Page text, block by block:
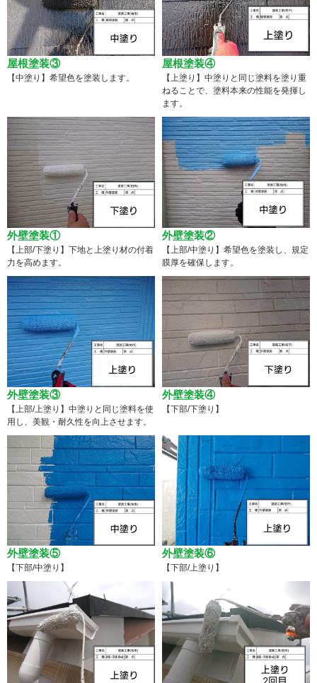
屋根塗装③
【中塗り】希望色を塗装します。
屋根塗装④
【上塗り】中塗りと同じ塗料を塗り重
ねることで、塗料本来の性能を発揮し
ます。
外壁塗装①
【上部/下塗り】下地と上塗り材の付着
力を高めます。
外壁塗装②
【上部/中塗り】希望色を塗装し、規定
膜厚を確保します。
外壁塗装③
【上部/上塗り】中塗りと同じ塗料を使
用し、美観・耐久性を向上させます。
外壁塗装④
【下部/下塗り】
外壁塗装⑤
【下部/中塗り】
外壁塗装⑥
【下部/上塗り】